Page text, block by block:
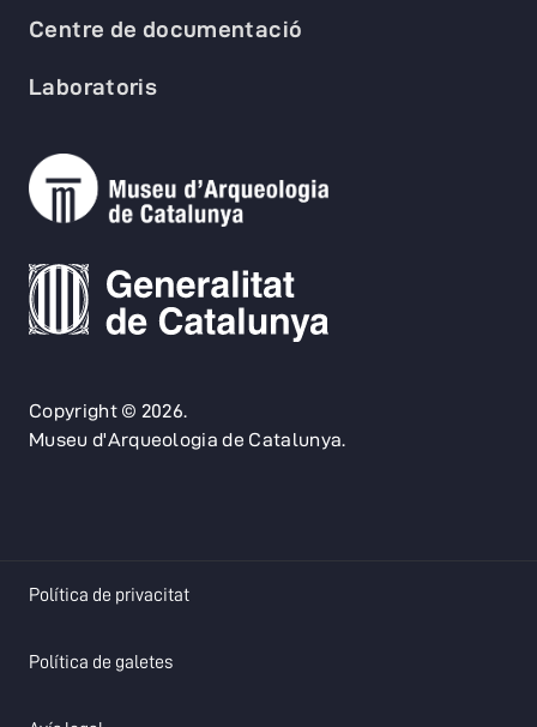
Copyright © 2026.
Museu d'Arqueologia de Catalunya.
Centre de documentació
Laboratoris
Política de privacitatopens in a new tab
Política de galetesopens in a new tab